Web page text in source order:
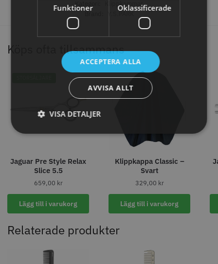
Kategori:
Klippkammar
Köps ofta tillsammans
Jaguar Pre Style Relax
Slice 5.5
659,00 kr
Lägg till i varukorg
Klippkappa Classic –
Svart
329,00 kr
Lägg till i varukorg
Relaterade produkter
Köp
699.00 kr
Info
mm grå/antracit - 12 st
35.00 kr
ml
119.00 kr
STORSÄLJARE
Funktioner Oklassificerade
ACCEPTERA ALLA
AVVISA ALLT
VISA DETALJER